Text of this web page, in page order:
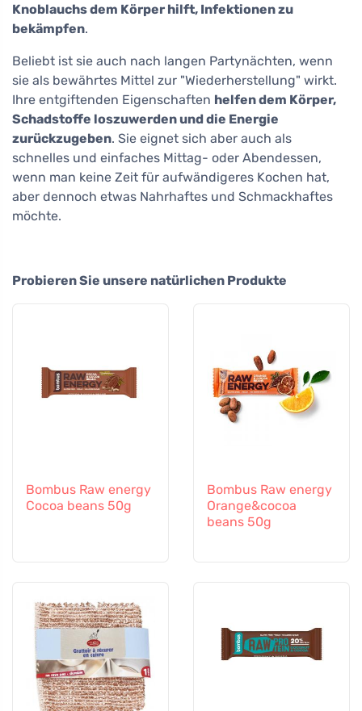
Knoblauchs dem Körper hilft, Infektionen zu
bekämpfen.
Beliebt ist sie auch nach langen Partynächten, wenn
sie als bewährtes Mittel zur "Wiederherstellung" wirkt.
Ihre entgiftenden Eigenschaften helfen dem Körper,
Schadstoffe loszuwerden und die Energie
zurückzugeben. Sie eignet sich aber auch als
schnelles und einfaches Mittag- oder Abendessen,
wenn man keine Zeit für aufwändigeres Kochen hat,
aber dennoch etwas Nahrhaftes und Schmackhaftes
möchte.
Probieren Sie unsere natürlichen Produkte
Bombus Raw energy
Cocoa beans 50g
Bombus Raw energy
Orange&cocoa
beans 50g